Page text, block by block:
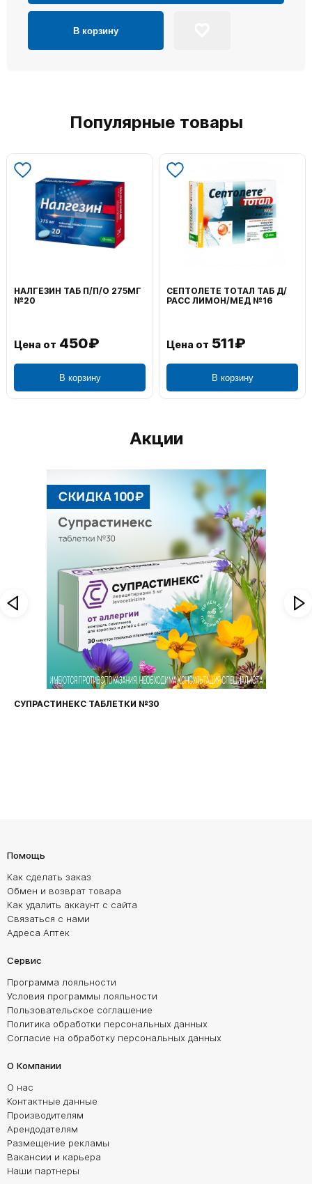
В корзину
Популярные товары
НАЛГЕЗИН ТАБ П/П/О 275МГ
№20
Цена от 450₽
В корзину
СЕПТОЛЕТЕ ТОТАЛ ТАБ Д/
РАСС ЛИМОН/МЕД №16
Цена от 511₽
В корзину
Акции
СУПРАСТИНЕКС ТАБЛЕТКИ №30
Помощь
Как сделать заказ
Обмен и возврат товара
Как удалить аккаунт с сайта
Связаться с нами
Адреса Аптек
Сервис
Программа лояльности
Условия программы лояльности
Пользовательское соглашение
Политика обработки персональных данных
Согласие на обработку персональных данных
О Компании
О нас
Контактные данные
Производителям
Арендодателям
Размещение рекламы
Вакансии и карьера
Наши партнеры